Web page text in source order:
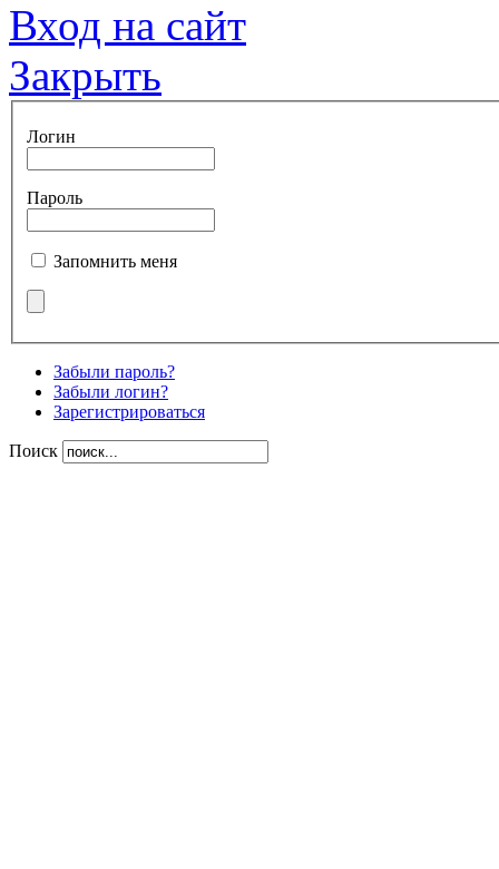
Вход на сайт
Закрыть
Логин
Пароль
Запомнить меня
Забыли пароль?
Забыли логин?
Зарегистрироваться
Поиск